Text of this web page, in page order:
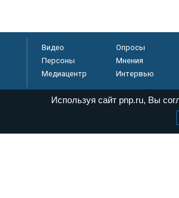
Видео Опросы
Персоны
Мнения
Медиацентр
Интервью
информационных технологий и
Используя сайт pnp.ru, Вы